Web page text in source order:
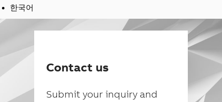
한국어
Contact us
Submit your inquiry and